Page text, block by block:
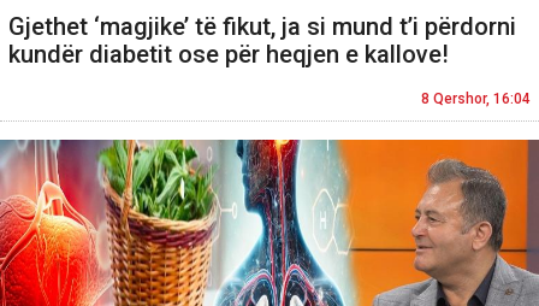
Gjethet ‘magjike’ të fikut, ja si mund t’i përdorni
kundër diabetit ose për heqjen e kallove!
8 Qershor, 16:04